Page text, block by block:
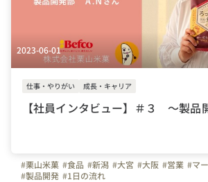
2023-06-01
仕事・やりがい 成長・キャリア
【社員インタビュー】＃３ ～製品
#栗山米菓 #食品 #新潟 #大宮 #大阪 #営業 #マ
#製品開発 #1日の流れ